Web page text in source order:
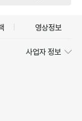
영상정보
사업자 정보